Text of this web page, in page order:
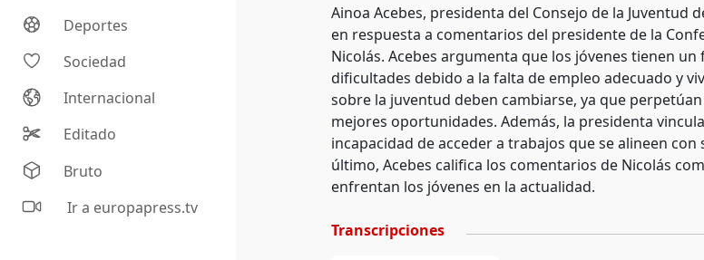
Deportes
Sociedad
Internacional
Editado
Bruto
Ir a europapress.tv
Ainoa Acebes, presidenta del Consejo de la Juventud
en respuesta a comentarios del presidente de la
Nicolás. Acebes argumenta que los jóvenes tienen
dificultades debido a la falta de empleo adecuado y
sobre la juventud deben cambiarse, ya que
mejores oportunidades. Además, la presidenta
incapacidad de acceder a trabajos que se alineen
último, Acebes califica los comentarios de Nicolás
enfrentan los jóvenes en la actualidad.
Transcripciones